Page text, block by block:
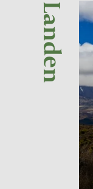
Landen